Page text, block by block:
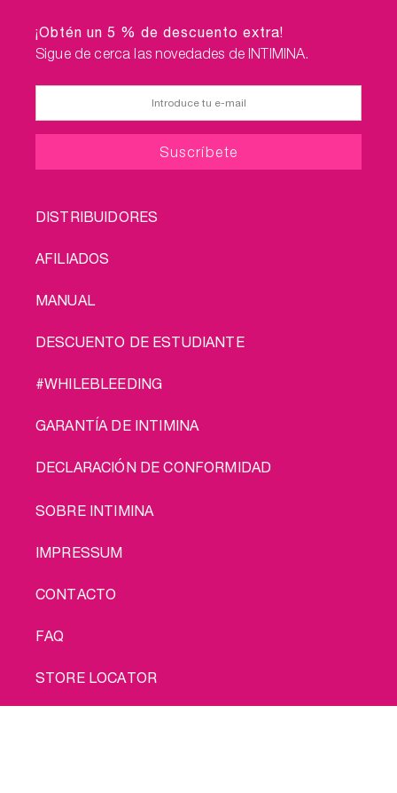
¡Obtén un 5 % de descuento extra!
Sigue de cerca las novedades de INTIMINA.
FOOTER
DISTRIBUIDORES
AFILIADOS
MANUAL
DESCUENTO DE ESTUDIANTE
#WHILEBLEEDING
GARANTÍA DE INTIMINA
DECLARACIÓN DE CONFORMIDAD
LEGAL
SOBRE INTIMINA
IMPRESSUM
CONTACTO
FAQ
STORE LOCATOR